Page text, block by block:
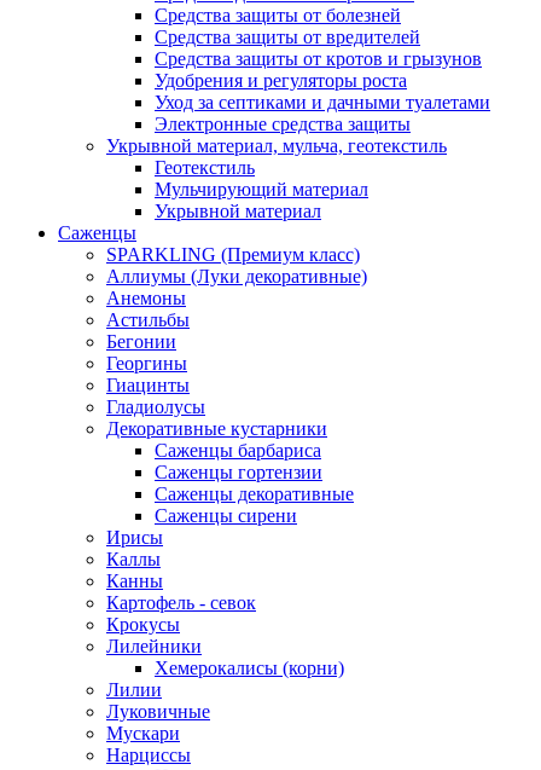
Средства защиты от болезней
Средства защиты от вредителей
Средства защиты от кротов и грызунов
Удобрения и регуляторы роста
Уход за септиками и дачными туалетами
Электронные средства защиты
Укрывной материал, мульча, геотекстиль
Геотекстиль
Мульчирующий материал
Укрывной материал
Саженцы
SPARKLING (Премиум класс)
Аллиумы (Луки декоративные)
Анемоны
Астильбы
Бегонии
Георгины
Гиацинты
Гладиолусы
Декоративные кустарники
Саженцы барбариса
Саженцы гортензии
Саженцы декоративные
Саженцы сирени
Ирисы
Каллы
Канны
Картофель - севок
Крокусы
Лилейники
Хемерокалисы (корни)
Лилии
Луковичные
Мускари
Нарциссы